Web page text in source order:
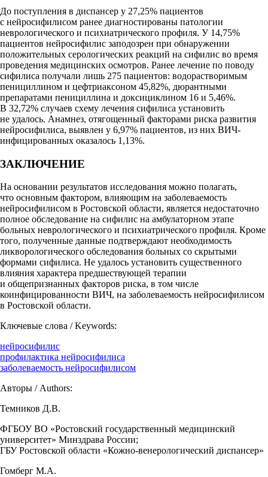
До поступления в диспансер у 27,25% пациентов
с нейросифилисом ранее диагностированы патологии
неврологического и психиатрического профиля. У 14,75%
пациентов нейросифилис заподозрен при обнаружении
положительных серологических реакций на сифилис во время
проведения медицинских осмотров. Ранее лечение по поводу
сифилиса получали лишь 275 пациентов: водорастворимым
пенициллином и цефтриаксоном 45,82%, дюрантными
препаратами пенициллина и доксициклином 16 и 5,46%.
В 32,72% случаев схему лечения сифилиса установить
не удалось. Анамнез, отягощенный факторами риска развития
нейросифилиса, выявлен у 6,97% пациентов, из них ВИЧ-
инфицированных оказалось 1,13%.
ЗАКЛЮЧЕНИЕ
На основании результатов исследования можно полагать,
что основным фактором, влияющим на заболеваемость
нейросифилисом в Ростовской области, является недостаточно
полное обследование на сифилис на амбулаторном этапе
больных неврологического и психиатрического профиля. Кроме
того, полученные данные подтверждают необходимость
ликворологического обследования больных со скрытыми
формами сифилиса. Не удалось установить существенного
влияния характера предшествующей терапии
и общепризнанных факторов риска, в том числе
коинфицированности ВИЧ, на заболеваемость нейросифилисом
в Ростовской области.
Ключевые слова / Keywords:
нейросифилис
профилактика нейросифилиса
заболеваемость нейросифилисом
Авторы / Authors:
Темников Д.В.
ФГБОУ ВО «Ростовский государственный медицинский
университет» Минздрава России;
ГБУ Ростовской области «Кожно-венерологический диспансер»
Гомберг М.А.